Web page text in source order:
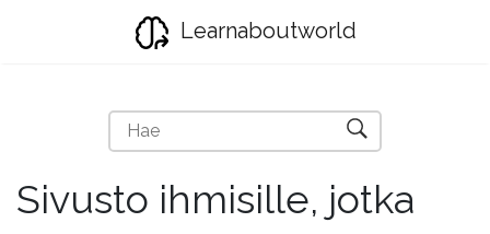
Learnaboutworld
Sivusto ihmisille, jotka